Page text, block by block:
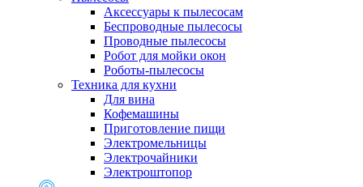
Аксессуары к пылесосам
Беспроводные пылесосы
Проводные пылесосы
Робот для мойки окон
Роботы-пылесосы
Техника для кухни
Для вина
Кофемашины
Приготовление пищи
Электромельницы
Электрочайники
Электроштопор